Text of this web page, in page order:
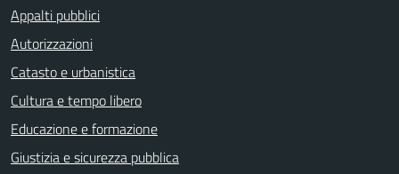
Appalti pubblici
Autorizzazioni
Catasto e urbanistica
Cultura e tempo libero
Educazione e formazione
Giustizia e sicurezza pubblica